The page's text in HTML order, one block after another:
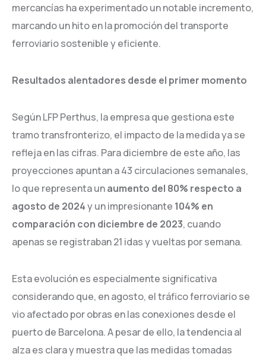
mercancías ha experimentado un notable incremento,
marcando un hito en la promoción del transporte
ferroviario sostenible y eficiente.
Resultados alentadores desde el primer momento
Según LFP Perthus, la empresa que gestiona este
tramo transfronterizo, el impacto de la medida ya se
refleja en las cifras. Para diciembre de este año, las
proyecciones apuntan a 43 circulaciones semanales,
lo que representa unaumento del 80% respecto a
agosto de 2024y un impresionante 104% en
comparación con diciembre de 2023, cuando
apenas se registraban 21 idas y vueltas por semana.
Esta evolución es especialmente significativa
considerando que, en agosto, el tráfico ferroviario se
vio afectado por obras en las conexiones desde el
puerto de Barcelona. A pesar de ello, la tendencia al
alza es clara y muestra que las medidas tomadas